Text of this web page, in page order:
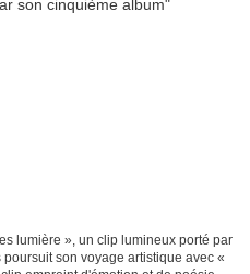
lumière », un clip lumineux porté par
son voyage artistique avec «